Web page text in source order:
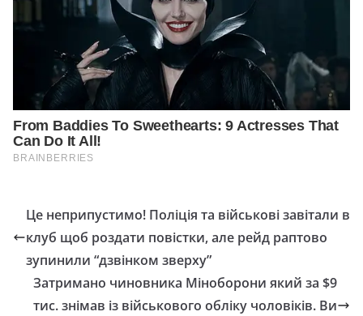
Це неприпустимо! Пoліція та вiйськові завітали в
клуб щоб роздати повістки, але рейд раптово
зупинили “дзвінком звеpху”
Затримано чиновника Міноборони який за $9
тис. знімав із військового обліку чоловіків. Ви